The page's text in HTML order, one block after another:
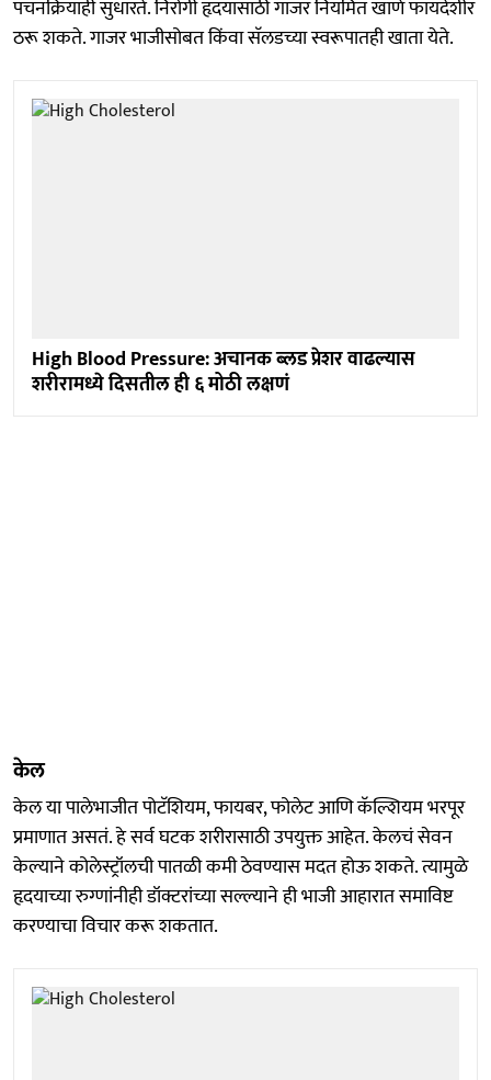
पचनक्रियाही सुधारते. निरोगी हृदयासाठी गाजर नियमित खाणे फायदेशीर
ठरू शकते. गाजर भाजीसोबत किंवा सॅलडच्या स्वरूपातही खाता येते.
High Blood Pressure: अचानक ब्लड प्रेशर वाढल्यास
शरीरामध्ये दिसतील ही ६ मोठी लक्षणं
केल
केल या पालेभाजीत पोटॅशियम, फायबर, फोलेट आणि कॅल्शियम भरपूर
प्रमाणात असतं. हे सर्व घटक शरीरासाठी उपयुक्त आहेत. केलचं सेवन
केल्याने कोलेस्ट्रॉलची पातळी कमी ठेवण्यास मदत होऊ शकते. त्यामुळे
हृदयाच्या रुग्णांनीही डॉक्टरांच्या सल्ल्याने ही भाजी आहारात समाविष्ट
करण्याचा विचार करू शकतात.